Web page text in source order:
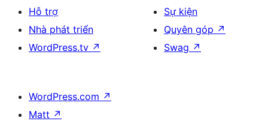
Hỗ trợ
Nhà phát triển
WordPress.tv ↗
Sự kiện
Quyên góp ↗
Swag ↗
WordPress.com ↗
Matt ↗